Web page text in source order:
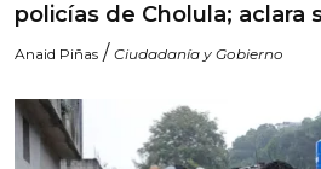
policías de Cholula; aclara
Anaid Piñas / Ciudadanía y Gobierno